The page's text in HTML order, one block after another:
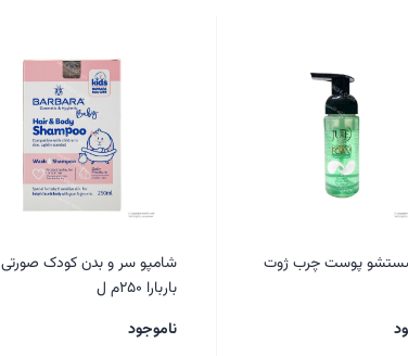
پوست چرب ژوت
شامپو سر و بدن کودک صورتی
باربارا 250م ل
ناموجود